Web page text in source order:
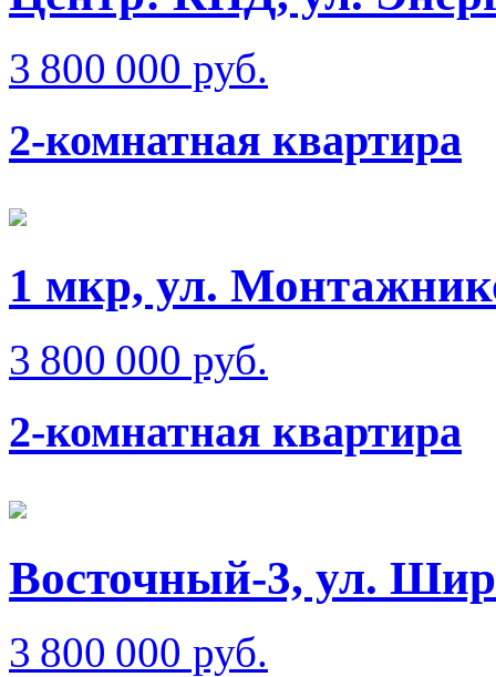
3 800 000 руб.
2-комнатная квартира
1 мкр, ул.
3 800 000 руб.
2-комнатная квартира
Восточный-3, ул.
3 800 000 руб.